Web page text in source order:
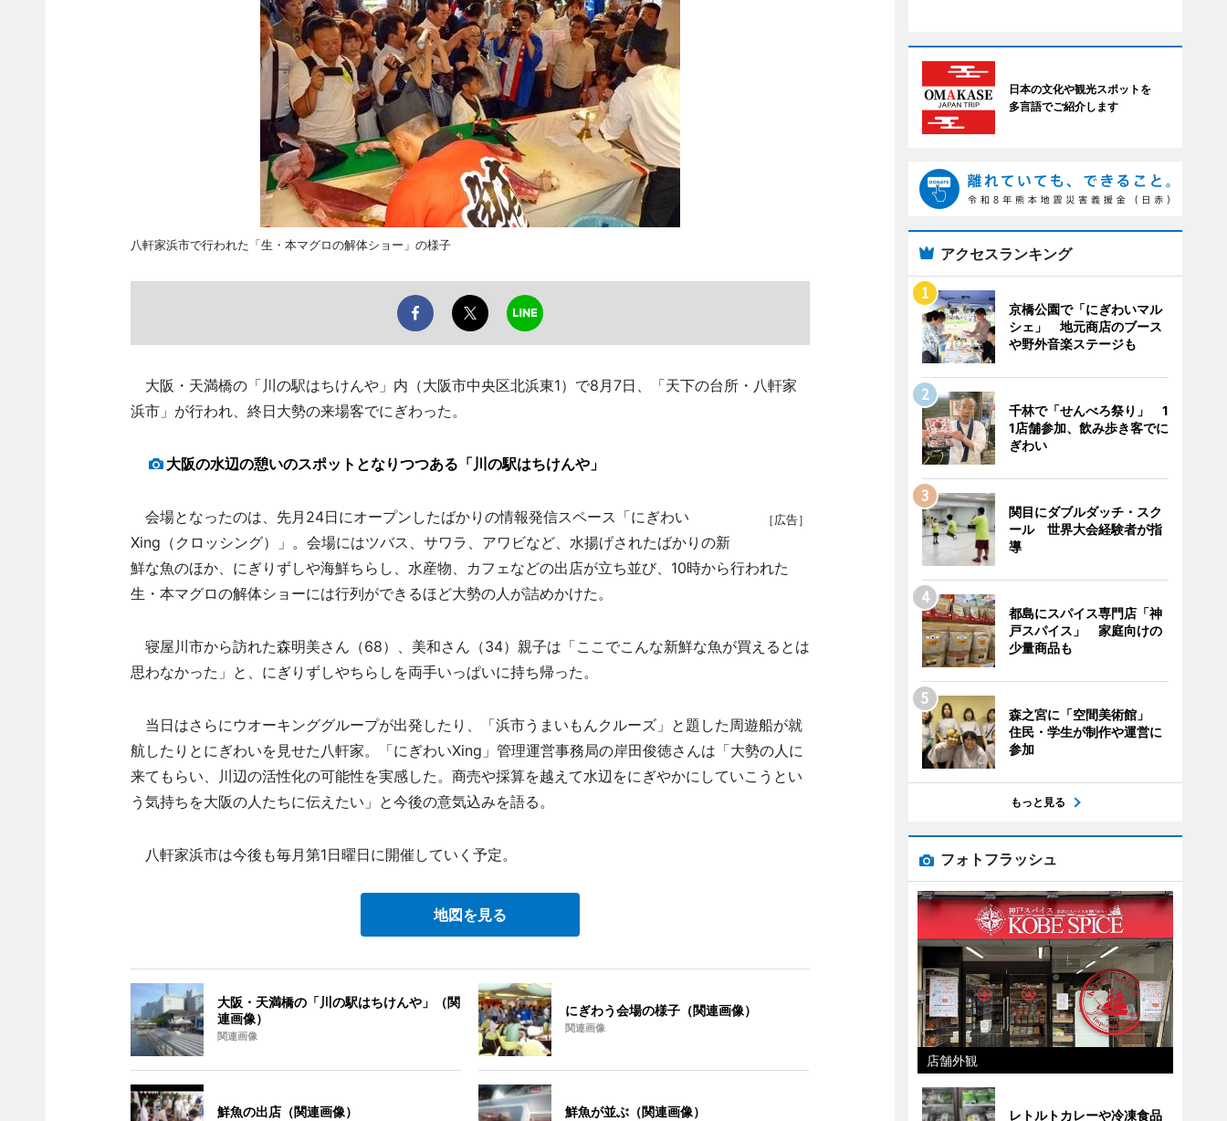
八軒家浜市で行われた「生・本マグロの解体ショー」の様子
大阪・天満橋の「川の駅はちけんや」内（大阪市中央区北浜東1）で8月7日、「天下の台所・八軒家
浜市」が行われ、終日大勢の来場客でにぎわった。
大阪の水辺の憩いのスポットとなりつつある「川の駅はちけんや」
［広告］
会場となったのは、先月24日にオープンしたばかりの情報発信スペース「にぎわい
Xing（クロッシング）」。会場にはツバス、サワラ、アワビなど、水揚げされたばかりの新
鮮な魚のほか、にぎりずしや海鮮ちらし、水産物、カフェなどの出店が立ち並び、10時から行われた
生・本マグロの解体ショーには行列ができるほど大勢の人が詰めかけた。
寝屋川市から訪れた森明美さん（68）、美和さん（34）親子は「ここでこんな新鮮な魚が買えるとは
思わなかった」と、にぎりずしやちらしを両手いっぱいに持ち帰った。
当日はさらにウオーキンググループが出発したり、「浜市うまいもんクルーズ」と題した周遊船が就
航したりとにぎわいを見せた八軒家。「にぎわいXing」管理運営事務局の岸田俊徳さんは「大勢の人に
来てもらい、川辺の活性化の可能性を実感した。商売や採算を越えて水辺をにぎやかにしていこうとい
う気持ちを大阪の人たちに伝えたい」と今後の意気込みを語る。
八軒家浜市は今後も毎月第1日曜日に開催していく予定。
地図を見る
大阪・天満橋の「川の駅はちけんや」（関
連画像）
関連画像
にぎわう会場の様子（関連画像）
関連画像
鮮魚の出店（関連画像） 鮮魚が並ぶ（関連画像）
日本の文化や観光スポットを
多言語でご紹介します
アクセスランキング
京橋公園で「にぎわいマル
シェ」 地元商店のブース
や野外音楽ステージも
千林で「せんべろ祭り」 1
1店舗参加、飲み歩き客でに
ぎわい
関目にダブルダッチ・スク
ール 世界大会経験者が指
導
都島にスパイス専門店「神
戸スパイス」 家庭向けの
少量商品も
森之宮に「空間美術館」
住民・学生が制作や運営に
参加
もっと見る
フォトフラッシュ
店舗外観
レトルトカレーや冷凍食品